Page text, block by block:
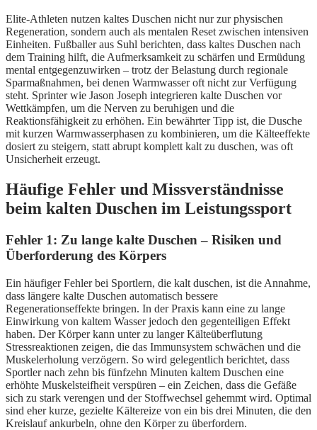
Elite-Athleten nutzen kaltes Duschen nicht nur zur physischen
Regeneration, sondern auch als mentalen Reset zwischen intensiven
Einheiten. Fußballer aus Suhl berichten, dass kaltes Duschen nach
dem Training hilft, die Aufmerksamkeit zu schärfen und Ermüdung
mental entgegenzuwirken – trotz der Belastung durch regionale
Sparmaßnahmen, bei denen Warmwasser oft nicht zur Verfügung
steht. Sprinter wie Jason Joseph integrieren kalte Duschen vor
Wettkämpfen, um die Nerven zu beruhigen und die
Reaktionsfähigkeit zu erhöhen. Ein bewährter Tipp ist, die Dusche
mit kurzen Warmwasserphasen zu kombinieren, um die Kälteeffekte
dosiert zu steigern, statt abrupt komplett kalt zu duschen, was oft
Unsicherheit erzeugt.
Häufige Fehler und Missverständnisse
beim kalten Duschen im Leistungssport
Fehler 1: Zu lange kalte Duschen – Risiken und
Überforderung des Körpers
Ein häufiger Fehler bei Sportlern, die kalt duschen, ist die Annahme,
dass längere kalte Duschen automatisch bessere
Regenerationseffekte bringen. In der Praxis kann eine zu lange
Einwirkung von kaltem Wasser jedoch den gegenteiligen Effekt
haben. Der Körper kann unter zu langer Kälteüberflutung
Stressreaktionen zeigen, die das Immunsystem schwächen und die
Muskelerholung verzögern. So wird gelegentlich berichtet, dass
Sportler nach zehn bis fünfzehn Minuten kaltem Duschen eine
erhöhte Muskelsteifheit verspüren – ein Zeichen, dass die Gefäße
sich zu stark verengen und der Stoffwechsel gehemmt wird. Optimal
sind eher kurze, gezielte Kältereize von ein bis drei Minuten, die den
Kreislauf ankurbeln, ohne den Körper zu überfordern.